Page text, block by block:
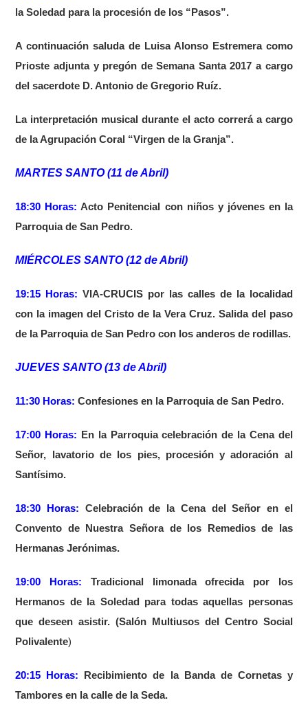
la Soledad para la procesión de los “Pasos”.
A continuación saluda de Luisa Alonso Estremera como
Prioste adjunta y pregón de Semana Santa 2017 a cargo
del sacerdote D. Antonio de Gregorio Ruíz.
La interpretación musical durante el acto correrá a cargo
de la Agrupación Coral “Virgen de la Granja”.
MARTES SANTO (11 de Abril)
18:30 Horas: Acto Penitencial con niños y jóvenes en la
Parroquia de San Pedro.
MIÉRCOLES SANTO (12 de Abril)
19:15 Horas: VIA-CRUCIS por las calles de la localidad
con la imagen del Cristo de la Vera Cruz. Salida del paso
de la Parroquia de San Pedro con los anderos de rodillas.
JUEVES SANTO (13 de Abril)
11:30 Horas: Confesiones en la Parroquia de San Pedro.
17:00 Horas: En la Parroquia celebración de la Cena del
Señor, lavatorio de los pies, procesión y adoración al
Santísimo.
18:30 Horas:
Celebración de la Cena del Señor en el
Convento de Nuestra Señora de los Remedios de las
Hermanas Jerónimas.
19:00 Horas:
Tradicional limonada ofrecida por los
Hermanos de la Soledad para todas aquellas personas
que deseen asistir. (Salón Multiusos del Centro Social
Polivalente)
20:15 Horas:
Recibimiento de la Banda de Cornetas y
Tambores en la calle de la Seda.